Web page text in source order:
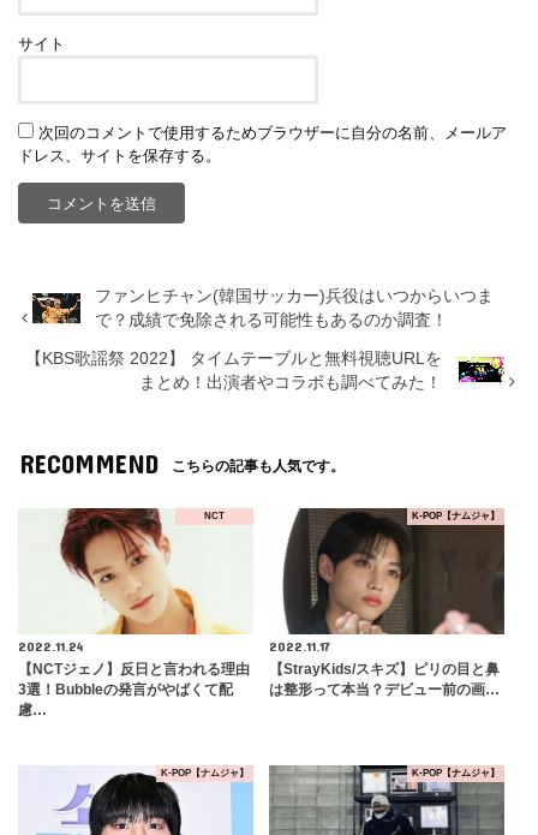
サイト
次回のコメントで使用するためブラウザーに自分の名前、メールア
ドレス、サイトを保存する。
ファンヒチャン(韓国サッカー)兵役はいつからいつま
で？成績で免除される可能性もあるのか調査！
【KBS歌謡祭 2022】 タイムテーブルと無料視聴URLを
まとめ！出演者やコラボも調べてみた！
RECOMMEND こちらの記事も人気です。
NCT
2022.11.24
【NCTジェノ】反日と言われる理由
3選！Bubbleの発言がやばくて配
慮…
K-POP【ナムジャ】
2022.11.17
【StrayKids/スキズ】ピリの目と鼻
は整形って本当？デビュー前の画…
K-POP【ナムジャ】 K-POP【ナムジャ】